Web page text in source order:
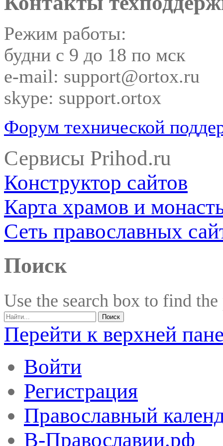
Режим работы:
будни с 9 до 18 по мск
e-mail: support@ortox.ru
skype: support.ortox
Форум технической
Сервисы Prihod.ru
Конструктор сайтов
Карта храмов и
Сеть православных
Поиск
Use the search box to find
Перейти к верхней
Войти
Регистрация
Православный
В-Православии.рф